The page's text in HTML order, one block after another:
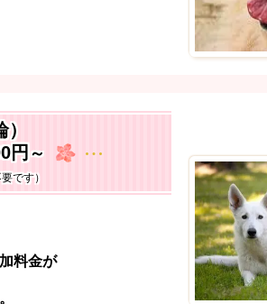
）
円 ～
です）
料金が